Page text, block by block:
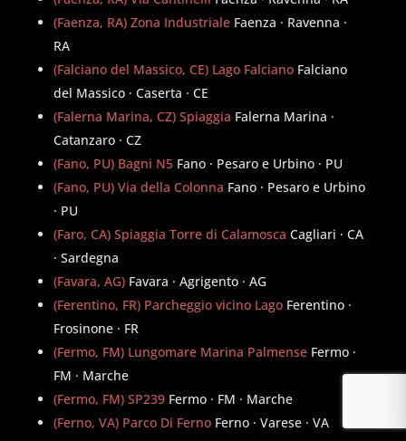
(Faenza, RA) Zona Industriale Faenza · Ravenna ·
RA
(Falciano del Massico, CE) Lago Falciano Falciano
del Massico · Caserta · CE
(Falerna Marina, CZ) Spiaggia Falerna Marina ·
Catanzaro · CZ
(Fano, PU) Bagni N5 Fano · Pesaro e Urbino · PU
(Fano, PU) Via della Colonna Fano · Pesaro e Urbino
· PU
(Faro, CA) Spiaggia Torre di Calamosca Cagliari · CA
· Sardegna
(Favara, AG) Favara · Agrigento · AG
(Ferentino, FR) Parcheggio vicino Lago Ferentino ·
Frosinone · FR
(Fermo, FM) Lungomare Marina Palmense Fermo ·
FM · Marche
(Fermo, FM) SP239 Fermo · FM · Marche
(Ferno, VA) Parco Di Ferno Ferno · Varese · VA